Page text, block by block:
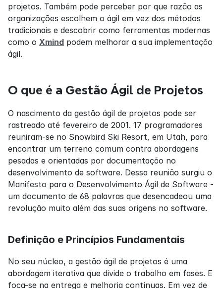
projetos. Também pode perceber por que razão as
organizações escolhem o ágil em vez dos métodos
tradicionais e descobrir como ferramentas modernas
como o Xmind podem melhorar a sua implementação
ágil.
O que é a Gestão Ágil de Projetos
O nascimento da gestão ágil de projetos pode ser
rastreado até fevereiro de 2001. 17 programadores
reuniram-se no Snowbird Ski Resort, em Utah, para
encontrar um terreno comum contra abordagens
pesadas e orientadas por documentação no
desenvolvimento de software. Dessa reunião surgiu o
Manifesto para o Desenvolvimento Ágil de Software -
um documento de 68 palavras que desencadeou uma
revolução muito além das suas origens no software.
Definição e Princípios Fundamentais
No seu núcleo, a gestão ágil de projetos é uma
abordagem iterativa que divide o trabalho em fases. E
foca-se na entrega e melhoria contínuas. Em vez de